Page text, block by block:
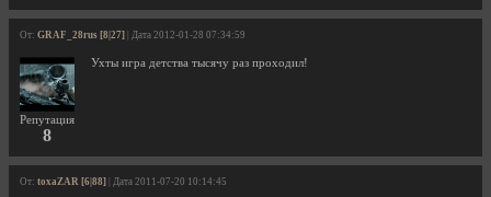
От: GRAF_28rus [8|27] | Дата 2012-01-28 07:34:59
Репутация
8
Ухты игра детства тысячу раз проходил!
От: toxaZAR [6|88] | Дата 2011-07-20 10:14:45